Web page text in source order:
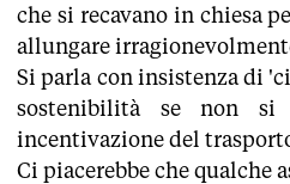
che si recavano in chiesa
allungare
Si parla con insistenza di
sostenibilità se non
incentivazione del
Ci piacerebbe che qualche